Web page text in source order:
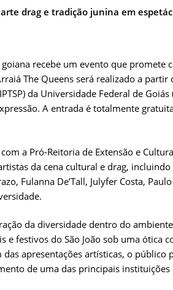
drag e tradição junina em
recebe um evento que promete
The Queens será realizado a
da Universidade Federal de
A entrada é totalmente
a Pró-Reitoria de Extensão e Cultura
da cena cultural e drag,
Fulanna De’Tall, Julyfer Costa,
da diversidade dentro do
e festivos do São João sob uma ótica
das apresentações artísticas, o
de uma das principais instituições